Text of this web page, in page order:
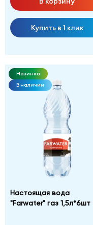
Купить в 1 клик
Новинка
В наличии
Настоящая вода
"Farwater" газ 1,5л*6шт